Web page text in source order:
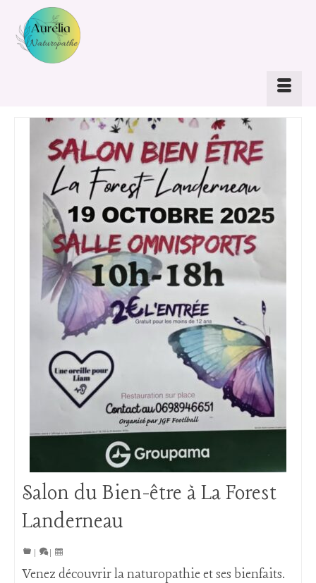
Salon du Bien-être à La Forest
Landerneau
Venez découvrir la naturopathie et ses bienfaits.